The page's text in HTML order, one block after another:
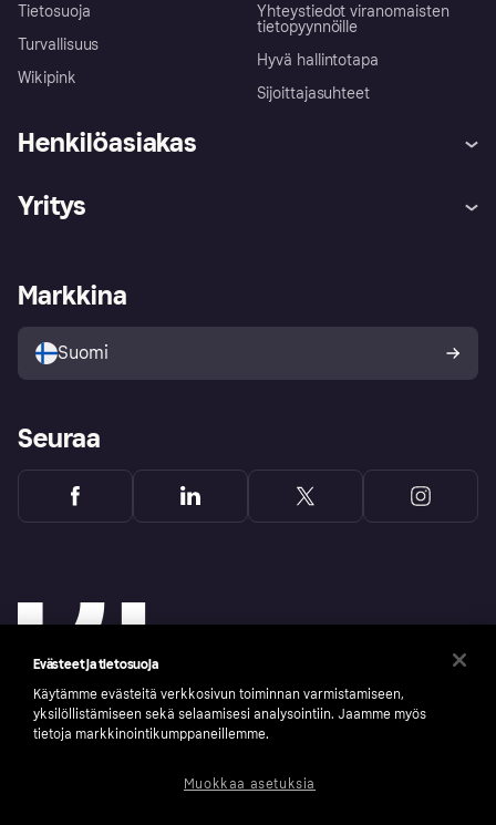
Tietosuoja
Turvallisuus
Wikipink
Yhteystiedot viranomaisten
tietopyynnöille
Hyvä hallintotapa
Sijoittajasuhteet
Henkilöasiakas
Kirjaudu sisään
Tutustu kauppoihin
Ostajan turva
Yritys
Kirjaudu sisään yrityksenä
Markkina
Suomi
Seuraa
Copyright © 2005-2026 Klarna Bank AB (publ). Headquarters: Stockholm, Sweden. All
rights reserved. Klarna Bank AB (publ). Sveavägen 46, 111 34 Stockholm. Organization
Evästeet ja tietosuoja
Käytämme evästeitä verkkosivun toiminnan varmistamiseen,
yksilöllistämiseen sekä selaamisesi analysointiin. Jaamme myös
tietoja markkinointikumppaneillemme.
Muokkaa asetuksia